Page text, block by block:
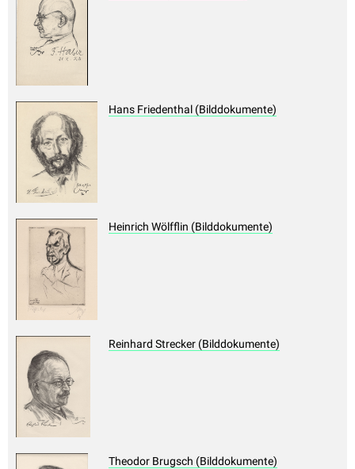
Hans Friedenthal (Bilddokumente)
Heinrich Wölfflin (Bilddokumente)
Reinhard Strecker (Bilddokumente)
Theodor Brugsch (Bilddokumente)